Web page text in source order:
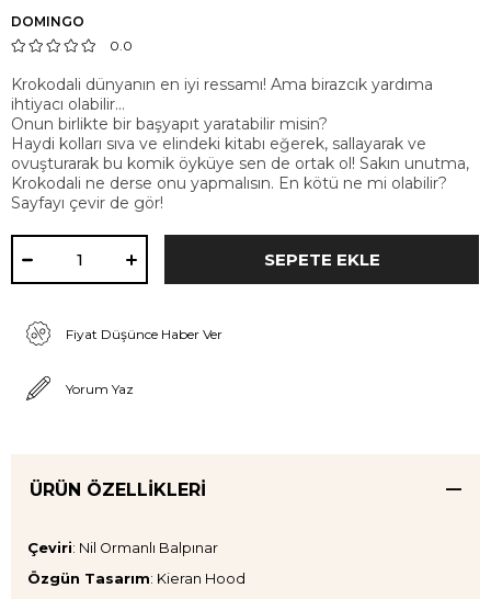
DOMINGO
0.0
Krokodali dünyanın en iyi ressamı! Ama birazcık yardıma
ihtiyacı olabilir...
Onun birlikte bir başyapıt yaratabilir misin?
Haydi kolları sıva ve elindeki kitabı eğerek, sallayarak ve
ovuşturarak bu komik öyküye sen de ortak ol! Sakın unutma,
Krokodali ne derse onu yapmalısın. En kötü ne mi olabilir?
Sayfayı çevir de gör!
Fiyat Düşünce Haber Ver
Yorum Yaz
ÜRÜN ÖZELLIKLERI
Çeviri: Nil Ormanlı Balpınar
Özgün Tasarım: Kieran Hood